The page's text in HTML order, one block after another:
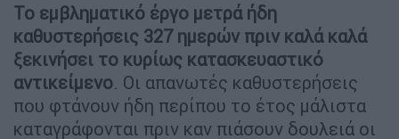
Το εμβληματικό έργο μετρά ήδη
καθυστερήσεις 327 ημερών πριν καλά καλά
ξεκινήσει το κυρίως κατασκευαστικό
αντικείμενο. Οι απανωτές καθυστερήσεις
που φτάνουν ήδη περίπου το έτος μάλιστα
καταγράφονται πριν καν πιάσουν δουλειά οι